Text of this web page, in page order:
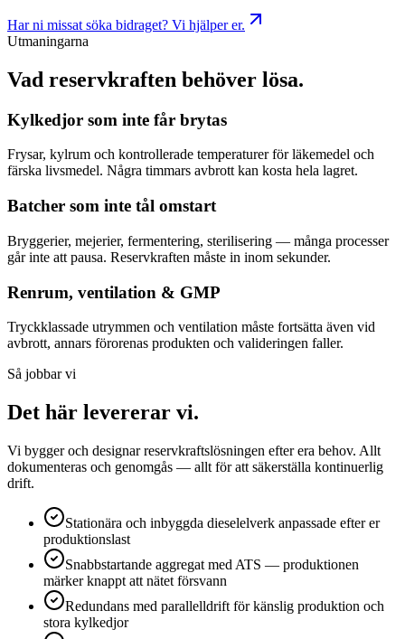
Har ni missat söka bidraget? Vi hjälper er.
Utmaningarna
Vad reservkraften behöver lösa.
Kylkedjor som inte får brytas
Frysar, kylrum och kontrollerade temperaturer för läkemedel och
färska livsmedel. Några timmars avbrott kan kosta hela lagret.
Batcher som inte tål omstart
Bryggerier, mejerier, fermentering, sterilisering — många processer
går inte att pausa. Reservkraften måste in inom sekunder.
Renrum, ventilation & GMP
Tryckklassade utrymmen och ventilation måste fortsätta även vid
avbrott, annars förorenas produkten och valideringen faller.
Så jobbar vi
Det här levererar vi.
Vi bygger och designar reservkraftslösningen efter era behov. Allt
dokumenteras och genomgås — allt för att säkerställa kontinuerlig
drift.
Stationära och inbyggda dieselelverk anpassade efter er
produktionslast
Snabbstartande aggregat med ATS — produktionen
märker knappt att nätet försvann
Redundans med parallelldrift för känslig produktion och
stora kylkedjor